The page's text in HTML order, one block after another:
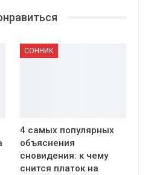
СОННИК
4 самых популярных
объяснения
сновидения: к чему
снится платок на